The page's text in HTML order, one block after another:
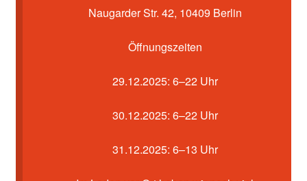
Naugarder Str. 42, 10409 Berlin
Öffnungszeiten
29.12.2025: 6–22 Uhr
30.12.2025: 6–22 Uhr
31.12.2025: 6–13 Uhr